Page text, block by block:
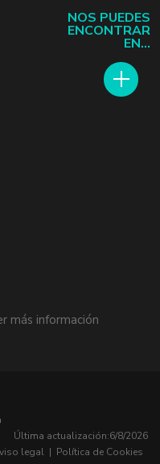
NOS PUEDES
ENCONTRAR
EN...
Última actualización:6/8/2026
legal | Política de Cookies